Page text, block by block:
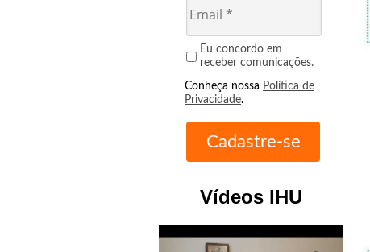
Eu concordo em
receber comunicações.
Conheça nossa Política de
Privacidade.
Vídeos IHU